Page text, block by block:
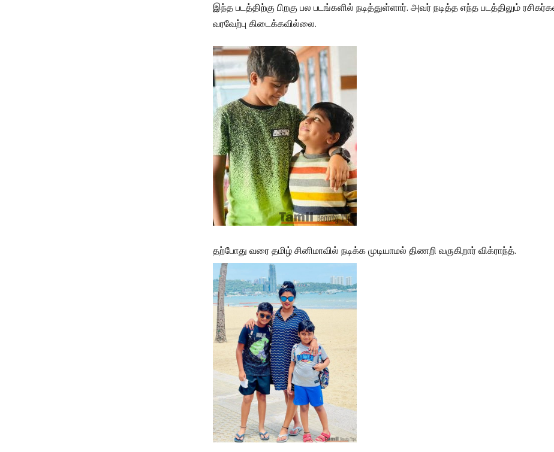
இந்த படத்திற்கு பிறகு பல படங்களில் நடித்துள்ளார். அவர் நடித்த எந்த படத்திலும்
வரவேற்பு கிடைக்கவில்லை.
தற்போது வரை தமிழ் சினிமாவில் நடிக்க முடியாமல் திணறி வருகிறார் விக்ராந்த்.